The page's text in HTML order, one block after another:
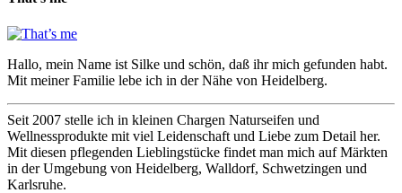
Hallo, mein Name ist Silke und schön, daß ihr mich gefunden habt.
Mit meiner Familie lebe ich in der Nähe von Heidelberg.
Seit 2007 stelle ich in kleinen Chargen Naturseifen und
Wellnessprodukte mit viel Leidenschaft und Liebe zum Detail her.
Mit diesen pflegenden Lieblingstücke findet man mich auf Märkten
in der Umgebung von Heidelberg, Walldorf, Schwetzingen und
Karlsruhe.